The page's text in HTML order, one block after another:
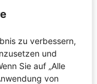
zu verbessern,
und
Sie auf „Alle
von